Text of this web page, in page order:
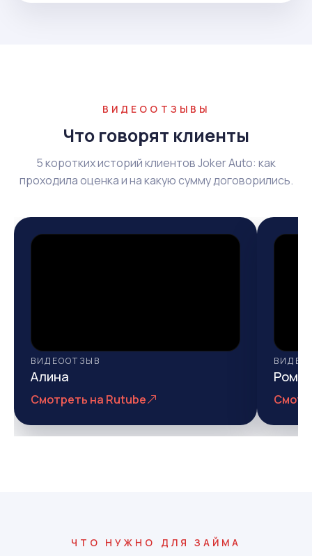
ВИДЕООТЗЫВЫ
Что говорят клиенты
5 коротких историй клиентов Joker Auto: как
проходила оценка и на какую сумму договорились.
ВИДЕООТЗЫВ
Алина
Смотреть на Rutube
ЧТО НУЖНО ДЛЯ ЗАЙМА